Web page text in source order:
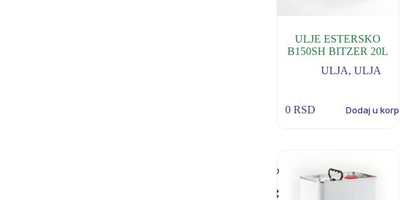
ULJE ESTERSKO
B150SH BITZER 20L
ULJA,ULJA
0 RSD Dodaj u korpu